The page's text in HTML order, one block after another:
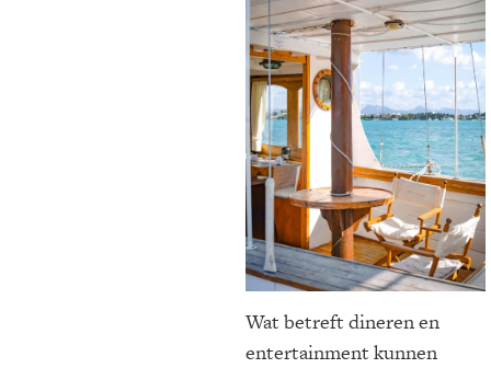
Wat betreft dineren en
entertainment kunnen